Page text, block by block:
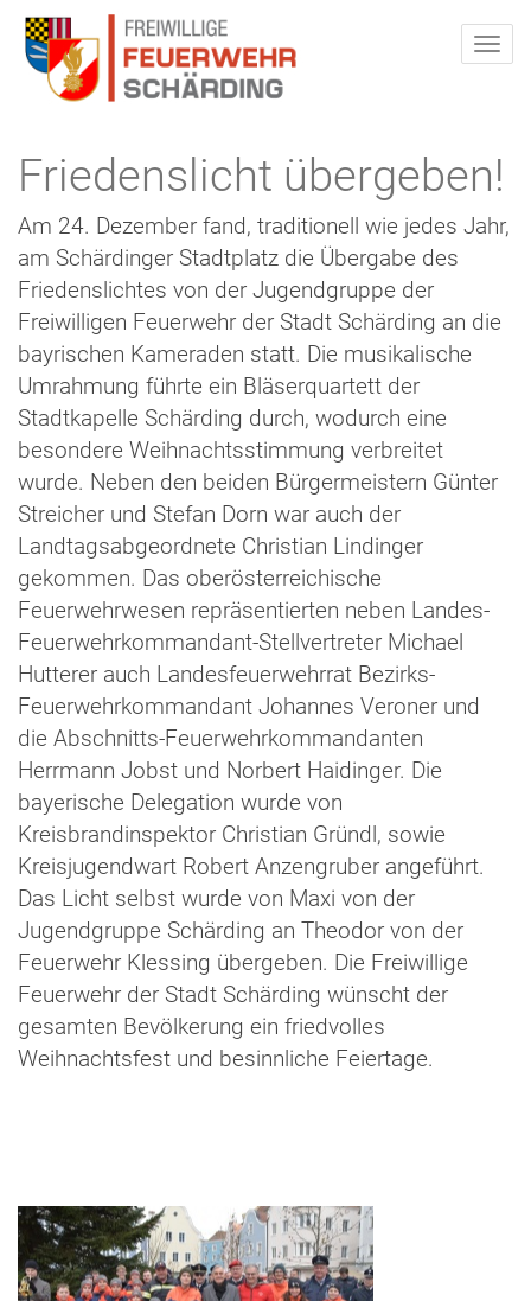
Friedenslicht übergeben!
Am 24. Dezember fand, traditionell wie jedes Jahr,
am Schärdinger Stadtplatz die Übergabe des
Friedenslichtes von der Jugendgruppe der
Freiwilligen Feuerwehr der Stadt Schärding an die
bayrischen Kameraden statt. Die musikalische
Umrahmung führte ein Bläserquartett der
Stadtkapelle Schärding durch, wodurch eine
besondere Weihnachtsstimmung verbreitet
wurde. Neben den beiden Bürgermeistern Günter
Streicher und Stefan Dorn war auch der
Landtagsabgeordnete Christian Lindinger
gekommen. Das oberösterreichische
Feuerwehrwesen repräsentierten neben Landes-
Feuerwehrkommandant-Stellvertreter Michael
Hutterer auch Landesfeuerwehrrat Bezirks-
Feuerwehrkommandant Johannes Veroner und
die Abschnitts-Feuerwehrkommandanten
Herrmann Jobst und Norbert Haidinger. Die
bayerische Delegation wurde von
Kreisbrandinspektor Christian Gründl, sowie
Kreisjugendwart Robert Anzengruber angeführt.
Das Licht selbst wurde von Maxi von der
Jugendgruppe Schärding an Theodor von der
Feuerwehr Klessing übergeben. Die Freiwillige
Feuerwehr der Stadt Schärding wünscht der
gesamten Bevölkerung ein friedvolles
Weihnachtsfest und besinnliche Feiertage.